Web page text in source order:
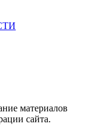
материалов
сайта.